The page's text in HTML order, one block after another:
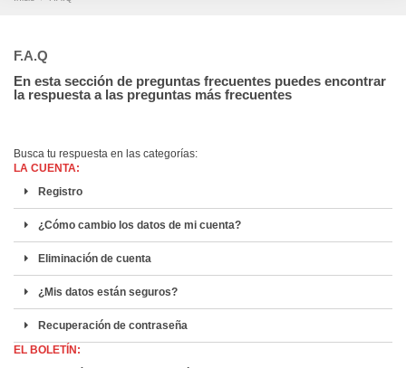
F.A.Q
En esta sección de preguntas frecuentes puedes encontrar
la respuesta a las preguntas más frecuentes
Busca tu respuesta en las categorías:
LA CUENTA:
Registro
¿Cómo cambio los datos de mi cuenta?
Eliminación de cuenta
¿Mis datos están seguros?
Recuperación de contraseña
EL BOLETÍN: